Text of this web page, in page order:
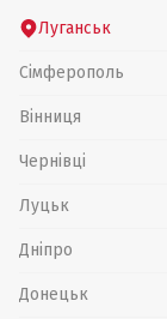
Луганськ
Сімферополь
Вінниця
Чернівці
Луцьк
Дніпро
Донецьк